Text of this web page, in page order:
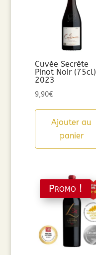
Cuvée Secrète
Pinot Noir (75cl)
2023
9,90€
Ajouter au
panier
Promo !